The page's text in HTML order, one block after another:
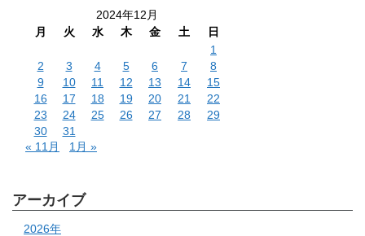
2024年12月
月
火 水 木 金 土
日
1
2
3 4 5 6 7
8
9
10 11 12 13 14
15
16
17 18 19 20 21
22
23
24 25 26 27 28
29
30
31
« 11月
1月 »
アーカイブ
2026年